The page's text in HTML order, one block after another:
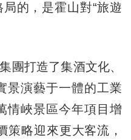
的，是霍山對“旅遊
打造了集酒文化、
景演藝于一體的工業
情峽景區今年項目增
策略迎來更大客流，